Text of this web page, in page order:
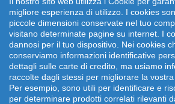
migliore esperienza di utilizzo. I cookies
piccole dimensioni conservate nel tuo
visitano determinate pagine su internet. I
dannosi per il tuo dispositivo. Nei cookies
conserviamo informazioni identificative
dettagli sulle carte di credito, ma usiamo
raccolte dagli stessi per migliorare la
Per esempio, sono utili per identificare e
per determinare prodotti correlati rilevanti